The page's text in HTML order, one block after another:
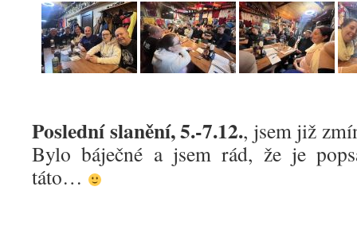
Poslední slanění, 5.-7.12., jsem již
Bylo báječné a jsem rád, že je
táto…